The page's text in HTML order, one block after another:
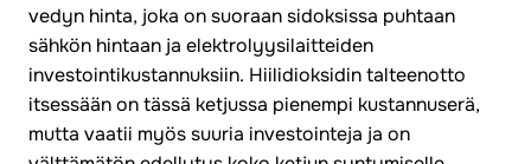
vedyn hinta, joka on suoraan sidoksissa puhtaan
sähkön hintaan ja elektrolyysilaitteiden
investointikustannuksiin. Hiilidioksidin talteenotto
itsessään on tässä ketjussa pienempi kustannuserä,
mutta vaatii myös suuria investointeja ja on